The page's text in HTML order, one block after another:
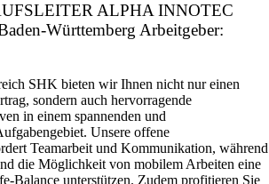
ALPHA INNOTEC
Württemberg Arbeitgeber:
SHK bieten wir Ihnen nicht nur einen
sondern auch hervorragende
in einem spannenden und
Unsere offene
Teamarbeit und Kommunikation, während
die Möglichkeit von mobilem Arbeiten eine
Balance unterstützen. Zudem profitieren Sie